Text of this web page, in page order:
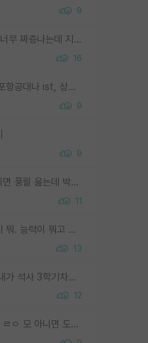
9
지방대 이 단어가 진짜 너무 짜증나는데 지방대면 다 그냥 쓰레기인가요? 무슨 말 같지도 않은 댓글들이 있는건지??? 지방에도 충분히 좋은 대학 많고 충분히 잘하는 교수님들 많습니다 포항공대 4개 IST 대표 지거국들 여기 모두 다 지방에 있고 여기 출신들 중에 교수하는 분들 적지 않습니다 지거국 출신이 무슨 교수를 하냐?라고 생각할 사람들 많은데 상위 대표 지거국에 아웃라이어들 많습니다 결국 개인의 연구역량과 실적이 중요합니다 이 역량을 펼치는데 있어서 지도교수와의 합도 중요합니다. 그리고 경력이 필요하면 해외포닥까지 다녀오세요
16
일단 지방대라는 것이 포항공대나 ist, 상위 지거국은 아니라고 생각하겠습니다. 그런곳은 서성한에 비해 소위 대학 네임밸류가 크게 뒤떨어지지는 않으니까요. 대학 이름이 중요하냐? 당연합니다. 대학 이름이 좋아서 좋은 아웃풋이 나오는 것이냐, 좋은 대학은 좋은 사람과 좋은 기회가 몰려있으니 아웃풋도 자연스럽게 좋아지는 것이냐? 대답하기 어려운 문제입니다. 아직 한국 사회에서 학벌을 보는 것도, 특히 이공계를 중심으로 학벌보다는 실적 위주라는 분위기가 형성되는 것도 사실입니다. 지방대 출신으로 전임교수가 될수 있느냐? 가능 불가능을 따지면 당연히 가능입니다. 지방대 박사 출신으로 전임교원이 된 경우가 실제로 있으니까요. 현실적인 가능성이 있느냐? 지금 이정도 대학의 교수가 되고싶다고 생각되는 대학 들어가서 컴공과 교수 목록 켜고 박사 어디서 받았는지 쭉 한번 보세요. 냉정하게 지방대 출신인 분들이 많지는 않으실겁니다.
9
9
서당개 개 ㅅㄲ도 3년이면 풍월 읊는데 박사 5년 이상 대리고 있으면서 물된건 교수 탓 맞는ㄱ게 거기가 서당이 아니란 소리임
11
능력없는박사 란 말이지 뭐. 능력이 뭐고 능력이 있다는게 뭔지는 사람마다 기준이 다르니까 얘기해봐야 서로 자기 기준만 얘기해서 논쟁이 끝이 안나고. 주위에서 능력있고 야심있는 신입생이 교수가 유의미한 피드백을 아예 안주면서 제대로된 과제에 참여해볼 기회도 제공하지 않고 잡일 뺑뺑이만 돌려서 맨날 단순작업만 하면서 밤새다가 눈빛이 점점 죽어가는걸 본 사람은 물박사는 교수탓이라고 하고, 교수는 이것저것 알려도 주고 기회도 주고 사수 동기 붙여주면서 어떻게든 끌고가려고 하는데 본인이 매일 뺀질거리면서 출근 하는둥마는둥 하다가 기껏 와서도 폰이나 쳐다보다가 실험 망치고 저녁약속있어서 먼저 가볼게요~ 하는걸 본 사람은 물박사는 본인탓이라고 함.
13
가지마라. 신생랩이고 내가 석사 3학기차인데 최고참인데 나도 아무것도 모르는데 교수가 후배들 왜 논문 교육 안시키냐. 논문 왜 안 써오냐 닦달한다
12
신생랩+젊은 교수 이게 ㄹㅇ 모 아니면 도인듯.